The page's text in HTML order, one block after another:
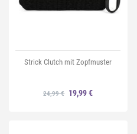
Strick Clutch mit Zopfmuster
24,99 € 19,99 €